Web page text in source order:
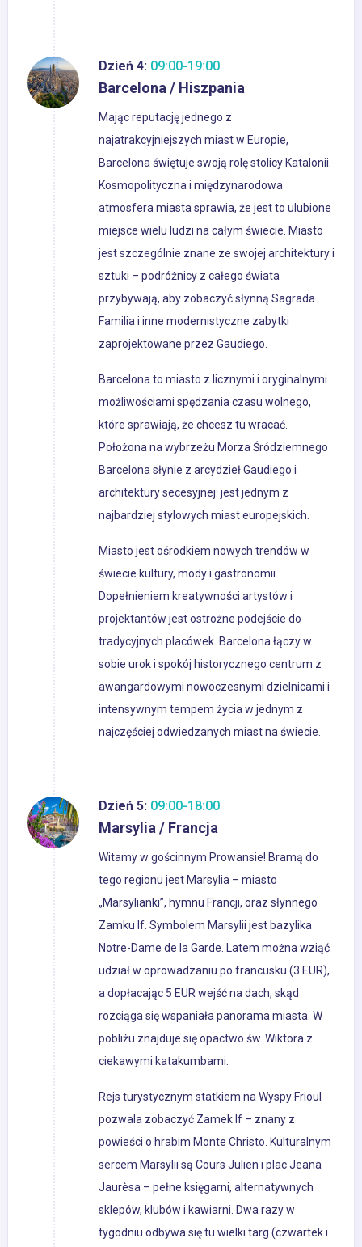
Dzień 4: 09:00-19:00
Barcelona / Hiszpania
Mając reputację jednego z
najatrakcyjniejszych miast w Europie,
Barcelona świętuje swoją rolę stolicy Katalonii.
Kosmopolityczna i międzynarodowa
atmosfera miasta sprawia, że jest to ulubione
miejsce wielu ludzi na całym świecie. Miasto
jest szczególnie znane ze swojej architektury i
sztuki – podróżnicy z całego świata
przybywają, aby zobaczyć słynną Sagrada
Familia i inne modernistyczne zabytki
zaprojektowane przez Gaudiego.
Barcelona to miasto z licznymi i oryginalnymi
możliwościami spędzania czasu wolnego,
które sprawiają, że chcesz tu wracać.
Położona na wybrzeżu Morza Śródziemnego
Barcelona słynie z arcydzieł Gaudiego i
architektury secesyjnej: jest jednym z
najbardziej stylowych miast europejskich.
Miasto jest ośrodkiem nowych trendów w
świecie kultury, mody i gastronomii.
Dopełnieniem kreatywności artystów i
projektantów jest ostrożne podejście do
tradycyjnych placówek. Barcelona łączy w
sobie urok i spokój historycznego centrum z
awangardowymi nowoczesnymi dzielnicami i
intensywnym tempem życia w jednym z
najczęściej odwiedzanych miast na świecie.
Dzień 5: 09:00-18:00
Marsylia / Francja
Witamy w gościnnym Prowansie! Bramą do
tego regionu jest Marsylia – miasto
„Marsylianki”, hymnu Francji, oraz słynnego
Zamku If. Symbolem Marsylii jest bazylika
Notre-Dame de la Garde. Latem można wziąć
udział w oprowadzaniu po francusku (3 EUR),
a dopłacając 5 EUR wejść na dach, skąd
rozciąga się wspaniała panorama miasta. W
pobliżu znajduje się opactwo św. Wiktora z
ciekawymi katakumbami.
Rejs turystycznym statkiem na Wyspy Frioul
pozwala zobaczyć Zamek If – znany z
powieści o hrabim Monte Christo. Kulturalnym
sercem Marsylii są Cours Julien i plac Jeana
Jaurèsa – pełne księgarni, alternatywnych
sklepów, klubów i kawiarni. Dwa razy w
tygodniu odbywa się tu wielki targ (czwartek i